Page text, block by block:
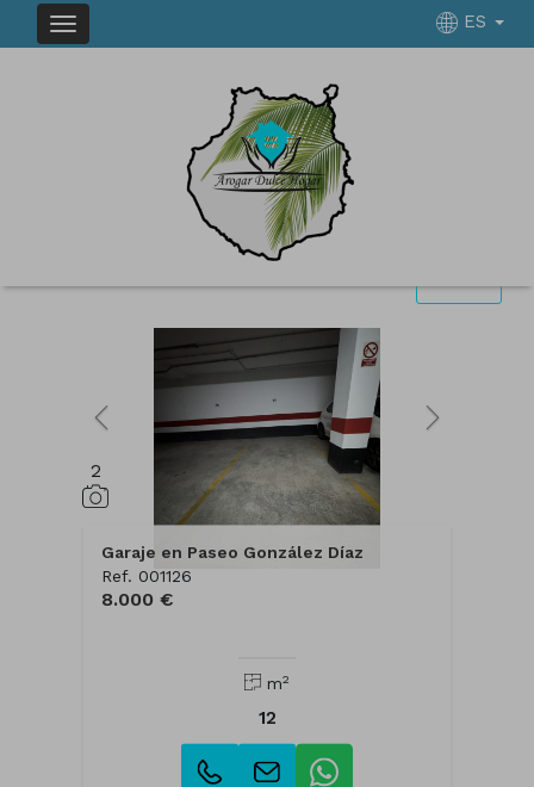
ES
INMUEBLES EN VENTA EN TEROR
Ordenar
1 inmuebles en total
2
Garaje en Paseo González Díaz
Ref. 001126
8.000 €
m2
12